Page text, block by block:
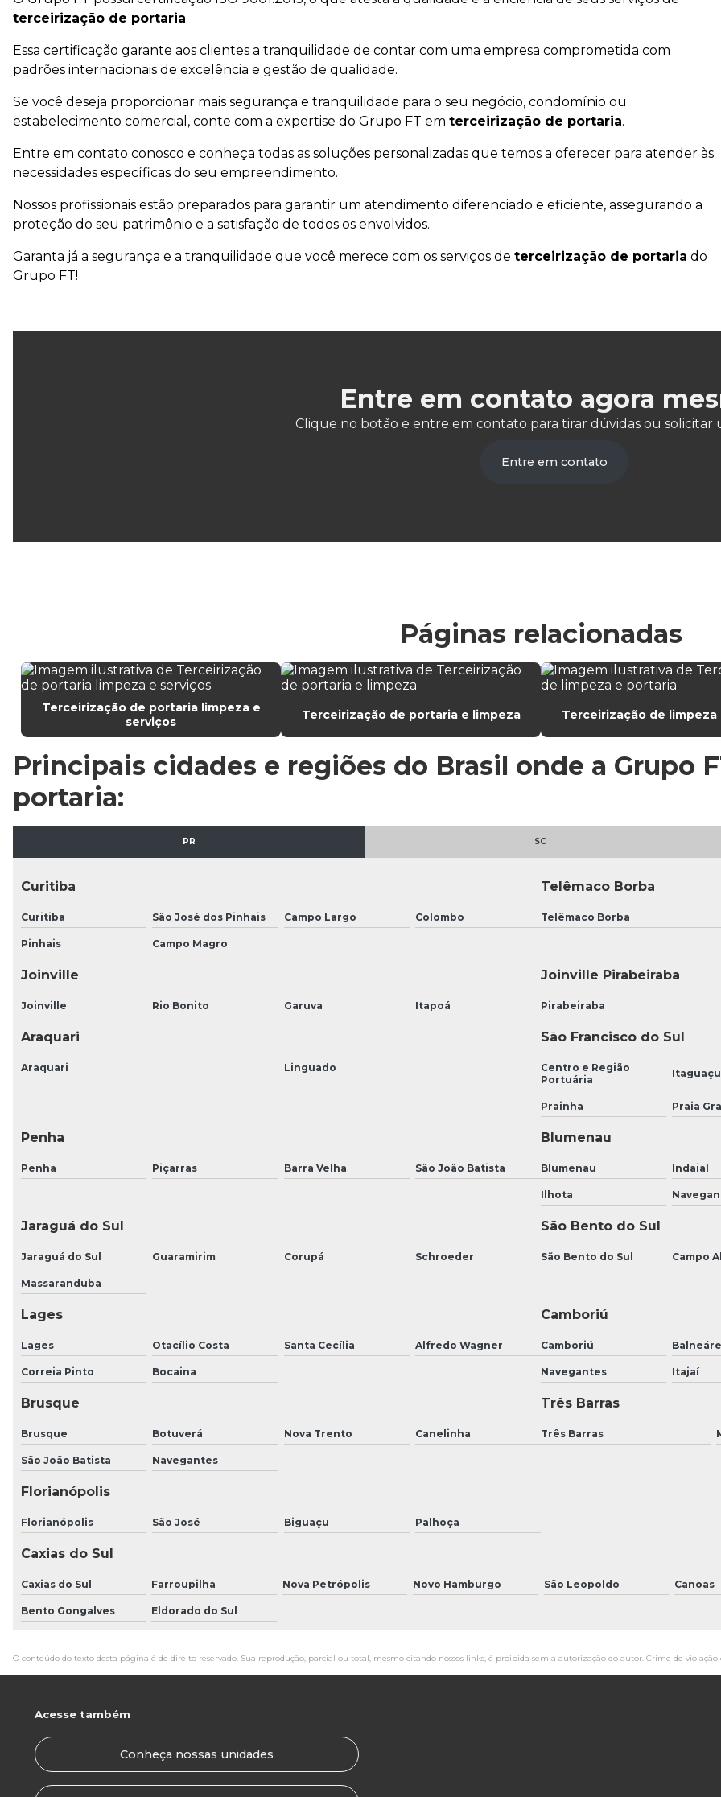
terceirização de portaria.
Essa certificação garante aos clientes a tranquilidade de contar com uma empresa comprometida com
padrões internacionais de excelência e gestão de qualidade.
Se você deseja proporcionar mais segurança e tranquilidade para o seu negócio, condomínio ou
estabelecimento comercial, conte com a expertise do Grupo FT em terceirização de portaria.
Entre em contato conosco e conheça todas as soluções personalizadas que temos a oferecer para atender às
necessidades específicas do seu empreendimento.
Nossos profissionais estão preparados para garantir um atendimento diferenciado e eficiente, assegurando a
proteção do seu patrimônio e a satisfação de todos os envolvidos.
Garanta já a segurança e a tranquilidade que você merece com os serviços de terceirização de portaria do
Grupo FT!
Entre em contato agora
Clique no botão e entre em contato para tirar dúvidas ou solicitar
Entre em contato
Páginas relacionadas
Terceirização de portaria limpeza e
serviços
Terceirização de portaria e limpeza Terceirização de
Principais cidades e regiões do Brasil onde a Grupo
portaria:
PR SC
Curitiba
Curitiba São José dos Pinhais Campo Largo Colombo
Pinhais Campo Magro
Telêmaco Borba
Telêmaco Borba
Joinville
Joinville Rio Bonito Garuva Itapoá
Joinville Pirabeiraba
Pirabeiraba
Araquari
Araquari Linguado
São Francisco do Sul
Centro e Região
Portuária
Itaguaçu
Prainha Praia
Penha
Penha Piçarras Barra Velha São João Batista
Blumenau
Blumenau Indaial
Ilhota
Jaraguá do Sul
Jaraguá do Sul Guaramirim Corupá Schroeder
Massaranduba
São Bento do Sul
São Bento do Sul Campo
Lages
Lages Otacílio Costa Santa Cecília Alfredo Wagner
Correia Pinto Bocaina
Camboriú
Camboriú
Navegantes Itajaí
Brusque
Brusque Botuverá Nova Trento Canelinha
São João Batista Navegantes
Três Barras
Três Barras
Florianópolis
Florianópolis São José Biguaçu Palhoça
Caxias do Sul
Caxias do Sul Farroupilha Nova Petrópolis Novo Hamburgo São Leopoldo Canoas
Bento Gongalves Eldorado do Sul
O conteúdo do texto desta página é de direito reservado. Sua reprodução, parcial ou total, mesmo citando nossos links, é proibida sem a autorização do autor. Crime de
Acesse também
Conheça nossas unidades